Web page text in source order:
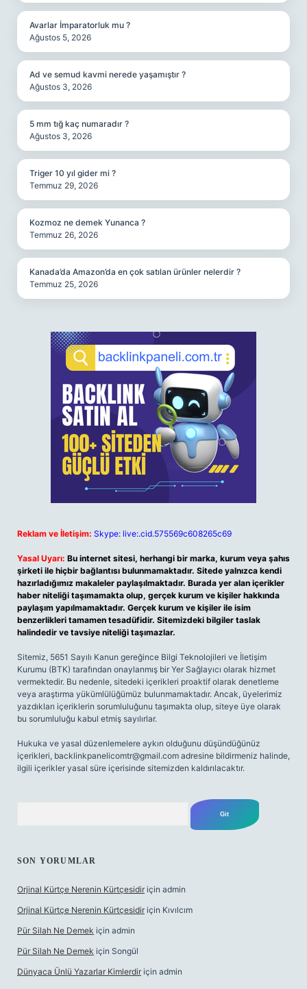
Avarlar İmparatorluk mu ?
Ağustos 5, 2026
Ad ve semud kavmi nerede yaşamıştır ?
Ağustos 3, 2026
5 mm tığ kaç numaradır ?
Ağustos 3, 2026
Triger 10 yıl gider mi ?
Temmuz 29, 2026
Kozmoz ne demek Yunanca ?
Temmuz 26, 2026
Kanada’da Amazon’da en çok satılan ürünler nelerdir ?
Temmuz 25, 2026
Reklam ve İletişim: Skype: live:.cid.575569c608265c69
Yasal Uyarı: Bu internet sitesi, herhangi bir marka, kurum veya şahıs
şirketi ile hiçbir bağlantısı bulunmamaktadır. Sitede yalnızca kendi
hazırladığımız makaleler paylaşılmaktadır. Burada yer alan içerikler
haber niteliği taşımamakta olup, gerçek kurum ve kişiler hakkında
paylaşım yapılmamaktadır. Gerçek kurum ve kişiler ile isim
benzerlikleri tamamen tesadüfidir. Sitemizdeki bilgiler taslak
halindedir ve tavsiye niteliği taşımazlar.
Sitemiz, 5651 Sayılı Kanun gereğince Bilgi Teknolojileri ve İletişim
Kurumu (BTK) tarafından onaylanmış bir Yer Sağlayıcı olarak hizmet
vermektedir. Bu nedenle, sitedeki içerikleri proaktif olarak denetleme
veya araştırma yükümlülüğümüz bulunmamaktadır. Ancak, üyelerimiz
yazdıkları içeriklerin sorumluluğunu taşımakta olup, siteye üye olarak
bu sorumluluğu kabul etmiş sayılırlar.
Hukuka ve yasal düzenlemelere aykırı olduğunu düşündüğünüz
içerikleri, backlinkpanelicomtr@gmail.com adresine bildirmeniz halinde,
ilgili içerikler yasal süre içerisinde sitemizden kaldırılacaktır.
SON YORUMLAR
Orjinal Kürtçe Nerenin Kürtçesidir için admin
Orjinal Kürtçe Nerenin Kürtçesidir için Kıvılcım
Pür Silah Ne Demek için admin
Pür Silah Ne Demek için Songül
Dünyaca Ünlü Yazarlar Kimlerdir için admin